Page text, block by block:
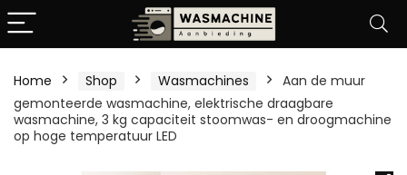
Home Shop Wasmachines
Aan de muur
gemonteerde wasmachine, elektrische draagbare
wasmachine, 3 kg capaciteit stoomwas- en droogmachine
op hoge temperatuur LED